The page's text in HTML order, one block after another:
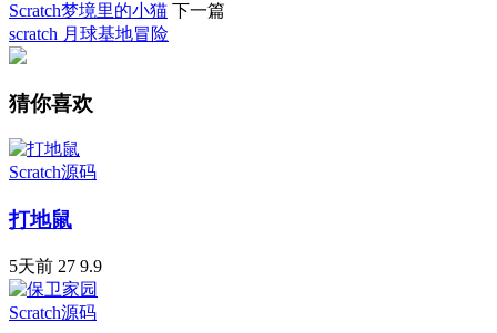
Scratch梦境里的小猫 下一篇
scratch 月球基地冒险
猜你喜欢
Scratch源码
打地鼠
5天前 27 9.9
Scratch源码